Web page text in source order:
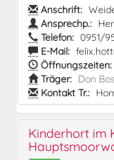
Anschrift:
Ansprechp.:
Telefon: 0951/
E-Mail:
Öffnungszeiten:
Träger: Don
Kontakt Tr.:
Kinderhort im